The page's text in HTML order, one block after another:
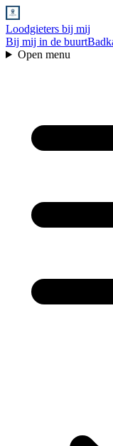
Loodgieters bij mij
Bij mij in de buurt
Open menu